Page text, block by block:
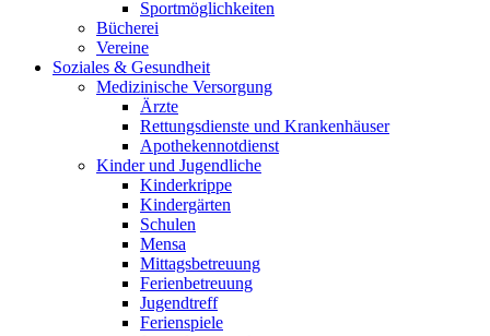
Sportmöglichkeiten
Bücherei
Vereine
Soziales & Gesundheit
Medizinische Versorgung
Ärzte
Rettungsdienste und Krankenhäuser
Apothekennotdienst
Kinder und Jugendliche
Kinderkrippe
Kindergärten
Schulen
Mensa
Mittagsbetreuung
Ferienbetreuung
Jugendtreff
Ferienspiele